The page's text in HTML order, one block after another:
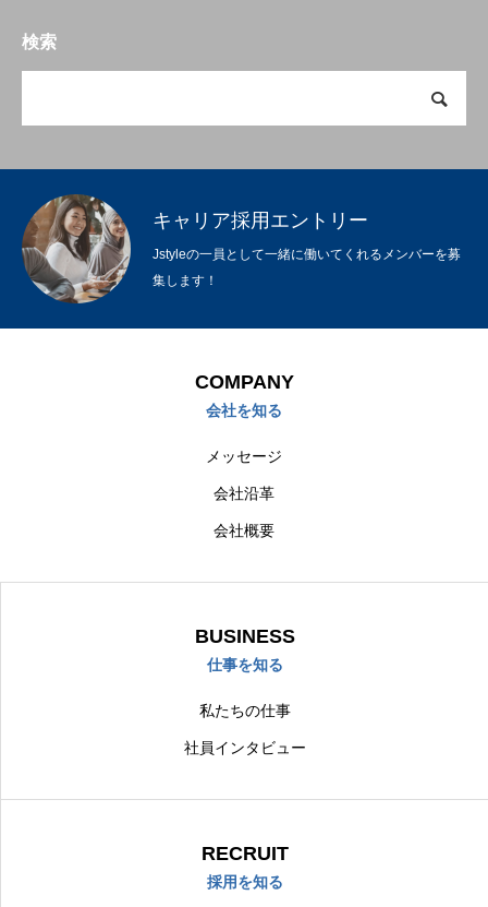
検索
キャリア採用エントリー
Jstyleの一員として一緒に働いてくれるメンバーを募
集します！
COMPANY
会社を知る
メッセージ
会社沿革
会社概要
BUSINESS
仕事を知る
私たちの仕事
社員インタビュー
RECRUIT
採用を知る